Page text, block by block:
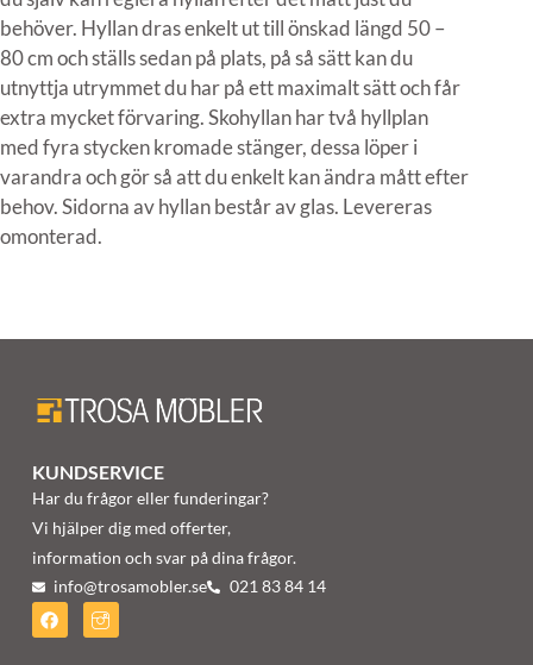
behöver. Hyllan dras enkelt ut till önskad längd 50 –
80 cm och ställs sedan på plats, på så sätt kan du
utnyttja utrymmet du har på ett maximalt sätt och får
extra mycket förvaring. Skohyllan har två hyllplan
med fyra stycken kromade stänger, dessa löper i
varandra och gör så att du enkelt kan ändra mått efter
behov. Sidorna av hyllan består av glas. Levereras
omonterad.
KUNDSERVICE
Har du frågor eller funderingar?
Vi hjälper dig med offerter,
information och svar på dina frågor.
info@trosamobler.se 021 83 84 14